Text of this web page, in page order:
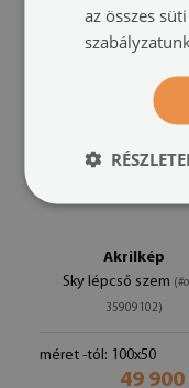
Akrilkép
Sky lépcső szem
35909102)
méret -tól: 100x50
49 900
az összes